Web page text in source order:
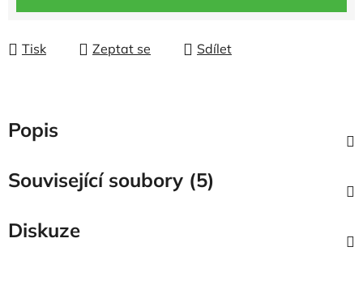
Tisk Zeptat se Sdílet
Popis
Související soubory (5)
Diskuze